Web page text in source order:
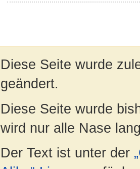
Diese Seite wurde
geändert.
Diese Seite wurde
wird nur alle Nase
Der Text ist unter der